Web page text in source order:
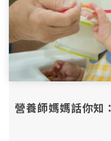
營養師媽媽話你知